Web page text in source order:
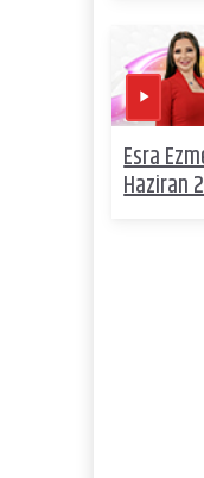
Esra
Haziran